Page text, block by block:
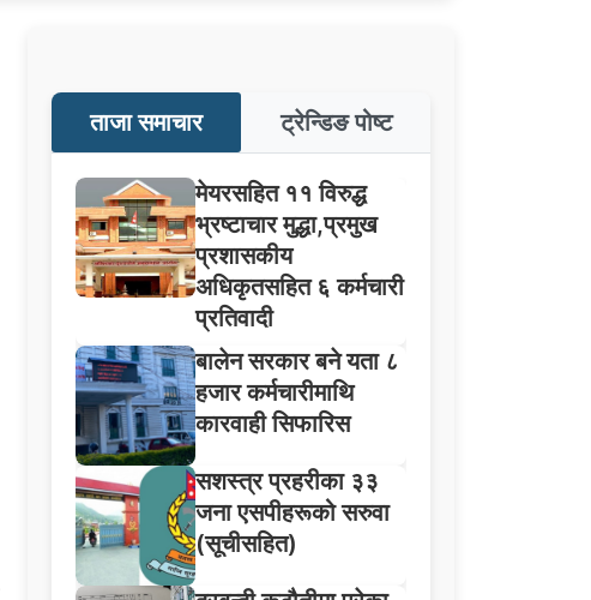
ताजा समाचार ट्रेन्डिङ पोष्ट
मेयरसहित ११ विरुद्ध
भ्रष्टाचार मुद्धा,प्रमुख
प्रशासकीय
अधिकृतसहित ६ कर्मचारी
प्रतिवादी
बालेन सरकार बने यता ८
हजार कर्मचारीमाथि
कारवाही सिफारिस
सशस्त्र प्रहरीका ३३
जना एसपीहरूको सरुवा
(सूचीसहित)